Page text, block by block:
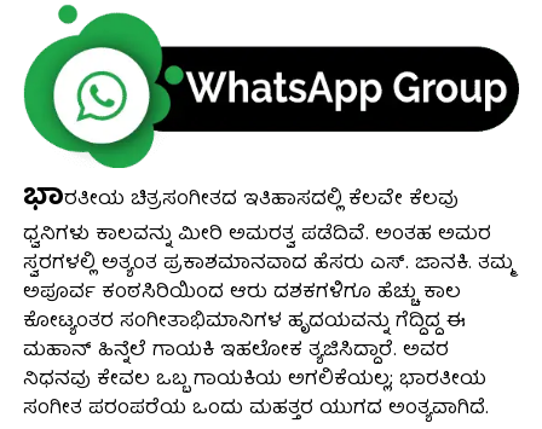
ಭಾರತೀಯ ಚಿತ್ರಸಂಗೀತದ ಇತಿಹಾಸದಲ್ಲಿ ಕೆಲವೇ ಕೆಲವು
ಧ್ವನಿಗಳು ಕಾಲವನ್ನು ಮೀರಿ ಅಮರತ್ವ ಪಡೆದಿವೆ. ಅಂತಹ ಅಮರ
ಸ್ವರಗಳಲ್ಲಿ ಅತ್ಯಂತ ಪ್ರಕಾಶಮಾನವಾದ ಹೆಸರು ಎಸ್. ಜಾನಕಿ. ತಮ್ಮ
ಅಪೂರ್ವ ಕಂಠಸಿರಿಯಿಂದ ಆರು ದಶಕಗಳಿಗೂ ಹೆಚ್ಚು ಕಾಲ
ಕೋಟ್ಯಂತರ ಸಂಗೀತಾಭಿಮಾನಿಗಳ ಹೃದಯವನ್ನು ಗೆದ್ದಿದ್ದ ಈ
ಮಹಾನ್ ಹಿನ್ನೆಲೆ ಗಾಯಕಿ ಇಹಲೋಕ ತ್ಯಜಿಸಿದ್ದಾರೆ. ಅವರ
ನಿಧನವು ಕೇವಲ ಒಬ್ಬ ಗಾಯಕಿಯ ಅಗಲಿಕೆಯಲ್ಲ; ಭಾರತೀಯ
ಸಂಗೀತ ಪರಂಪರೆಯ ಒಂದು ಮಹತ್ತರ ಯುಗದ ಅಂತ್ಯವಾಗಿದೆ.